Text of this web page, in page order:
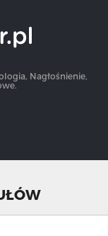
Nagłośnienie,